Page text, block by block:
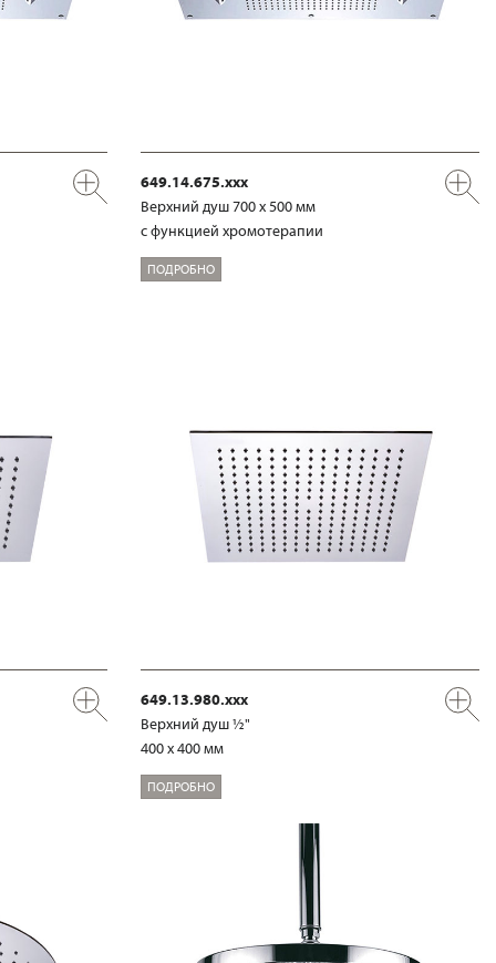
649.14.675.xxx
Верхний душ 700 х 500 мм
с функцией хромотерапии
ПОДРОБНО
649.13.980.xxx
Верхний душ ½"
400 x 400 мм
ПОДРОБНО